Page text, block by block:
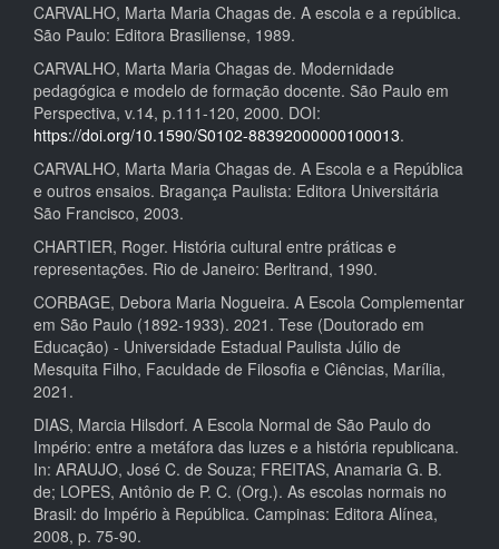
CARVALHO, Marta Maria Chagas de. A escola e a república.
São Paulo: Editora Brasiliense, 1989.
CARVALHO, Marta Maria Chagas de. Modernidade
pedagógica e modelo de formação docente. São Paulo em
Perspectiva, v.14, p.111-120, 2000. DOI:
https://doi.org/10.1590/S0102-88392000000100013.
CARVALHO, Marta Maria Chagas de. A Escola e a República
e outros ensaios. Bragança Paulista: Editora Universitária
São Francisco, 2003.
CHARTIER, Roger. História cultural entre práticas e
representações. Rio de Janeiro: Berltrand, 1990.
CORBAGE, Debora Maria Nogueira. A Escola Complementar
em São Paulo (1892-1933). 2021. Tese (Doutorado em
Educação) - Universidade Estadual Paulista Júlio de
Mesquita Filho, Faculdade de Filosofia e Ciências, Marília,
2021.
DIAS, Marcia Hilsdorf. A Escola Normal de São Paulo do
Império: entre a metáfora das luzes e a história republicana.
In: ARAUJO, José C. de Souza; FREITAS, Anamaria G. B.
de; LOPES, Antônio de P. C. (Org.). As escolas normais no
Brasil: do Império à República. Campinas: Editora Alínea,
2008, p. 75-90.